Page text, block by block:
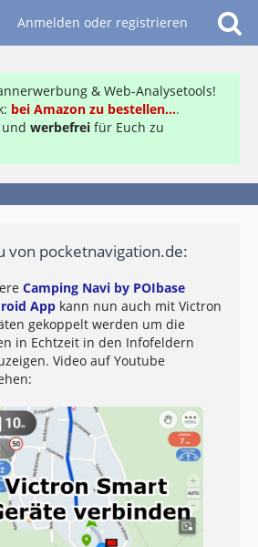
Anmelden oder registrieren
& Web-Analysetools!
bei Amazon zu bestellen....
und werbefrei für Euch zu
von pocketnavigation.de:
Camping Navi by POIbase
App kann nun auch mit Victron
gekoppelt werden um die
in Echtzeit in den Infofeldern
Video auf Youtube